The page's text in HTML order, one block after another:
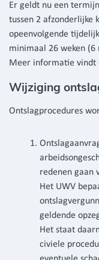
Er geldt nu een
tussen 2 afzonderlijke
opeenvolgende
minimaal 26 weken (6
Meer informatie vindt
Wijziging
Ontslagprocedures
redenen gaan
Het UWV
geldende
Het staat
civiele